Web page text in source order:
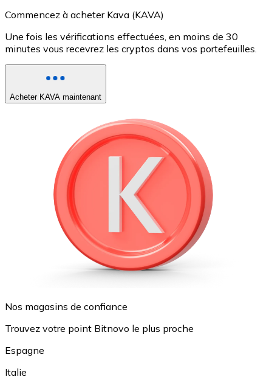
Commencez à acheter Kava (KAVA)
Une fois les vérifications effectuées, en moins de 30
minutes vous recevrez les cryptos dans vos portefeuilles.
Acheter KAVA maintenant
Nos magasins de confiance
Trouvez votre point Bitnovo le plus proche
Espagne
Italie